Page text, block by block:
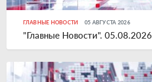
ГЛАВНЫЕ НОВОСТИ 05 АВГУСТА 2026
"Главные Новости". 05.08.2026